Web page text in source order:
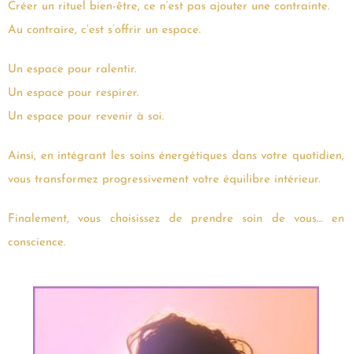
Créer un rituel bien-être, ce n’est pas ajouter une contrainte.
Au contraire, c’est s’offrir un espace.
Un espace pour ralentir.
Un espace pour respirer.
Un espace pour revenir à soi.
Ainsi, en intégrant les soins énergétiques dans votre quotidien,
vous transformez progressivement votre équilibre intérieur.
Finalement, vous choisissez de prendre soin de vous… en
conscience.